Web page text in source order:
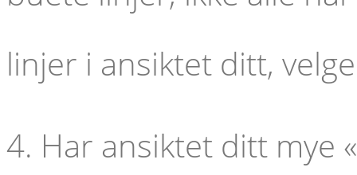
linjer i ansiktet ditt,
4. Har ansiktet ditt mye